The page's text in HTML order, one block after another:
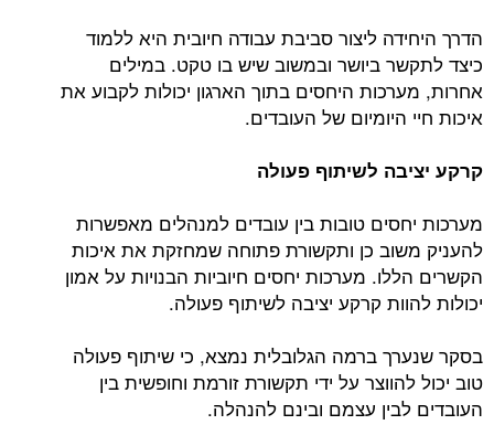
הדרך היחידה ליצור סביבת עבודה חיובית היא ללמוד
כיצד לתקשר ביושר ובמשוב שיש בו טקט. במילים
אחרות, מערכות היחסים בתוך הארגון יכולות לקבוע את
איכות חיי היומיום של העובדים.
קרקע יציבה לשיתוף פעולה
מערכות יחסים טובות בין עובדים למנהלים מאפשרות
להעניק משוב כן ותקשורת פתוחה שמחזקת את איכות
הקשרים הללו. מערכות יחסים חיוביות הבנויות על אמון
יכולות להוות קרקע יציבה לשיתוף פעולה.
בסקר שנערך ברמה הגלובלית נמצא, כי שיתוף פעולה
טוב יכול להווצר על ידי תקשורת זורמת וחופשית בין
העובדים לבין עצמם ובינם להנהלה.